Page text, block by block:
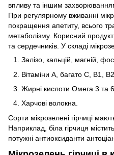
впливу та іншим
При регулярному вживанні
покращення апетиту, всього
метаболізму. Корисний
та сердечників. У складі
Залізо, кальцій, магній,
Вітаміни А, багато С, В1,
Жирні кислоти Омега 3 та 6.
Харчові волокна.
Сорти мікрозелені гірчиці
Наприклад, біла гірчиця
потужні антиоксиданти